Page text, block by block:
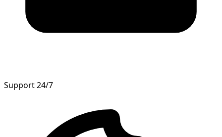
Support 24/7